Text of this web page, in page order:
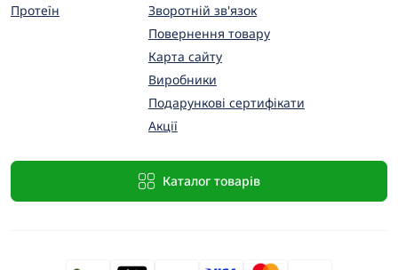
Протеїн
Зворотній зв'язок
Повернення товару
Карта сайту
Виробники
Подарункові сертифікати
Акції
Каталог товарів